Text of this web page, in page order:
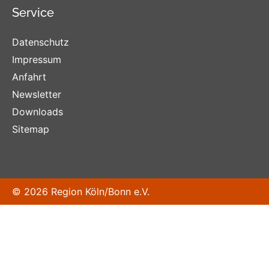
Service
Datenschutz
Impressum
Anfahrt
Newsletter
Downloads
Sitemap
© 2026 Region Köln/Bonn e.V.